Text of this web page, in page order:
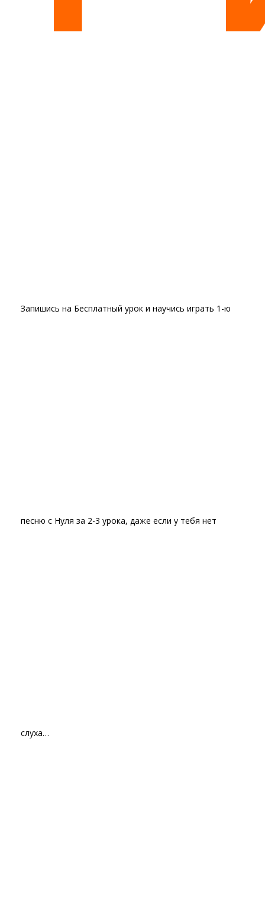
Запишись на Бесплатный урок и научись играть 1-ю
песню с Нуля за 2-3 урока, даже если у тебя нет
слуха…